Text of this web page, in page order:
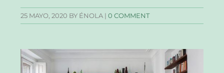
25 MAYO, 2020 BY ÉNOLA |0 COMMENT